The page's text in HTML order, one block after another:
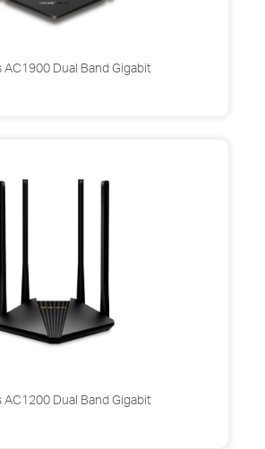
Dual Band Gigabit
Dual Band Gigabit